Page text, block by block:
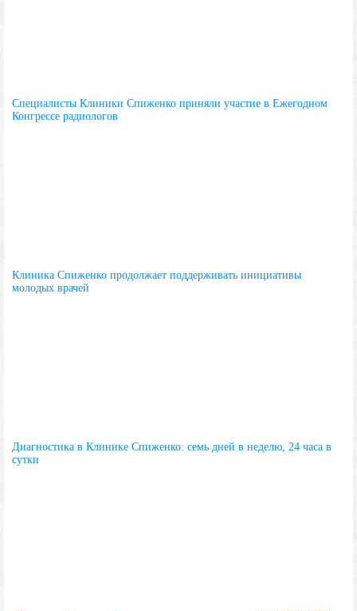
Специалисты Клиники Спиженко приняли участие в Ежегодном
Конгрессе радиологов
Клиника Спиженко продолжает поддерживать инициативы
молодых врачей
Диагностика в Клинике Спиженко: семь дней в неделю, 24 часа в
сутки